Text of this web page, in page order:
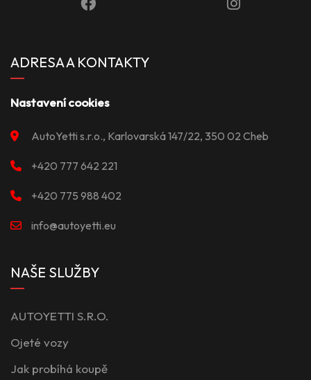
ADRESA A KONTAKTY
Nastavení cookies
AutoYetti s.r.o., Karlovarská 147/22, 350 02 Cheb
+420 777 642 221
+420 775 988 402
info@autoyetti.eu
NAŠE SLUŽBY
AUTOYETTI S.R.O.
Ojeté vozy
Jak probíhá koupě